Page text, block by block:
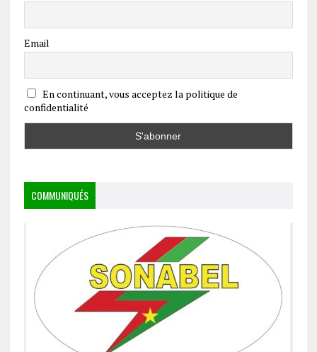
Email
En continuant, vous acceptez la politique de
confidentialité
COMMUNIQUÉS